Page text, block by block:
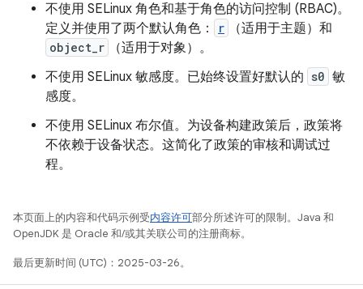
不使用 SELinux 角色和基于角色的访问控制 (RBAC)。
定义并使用了两个默认角色：
r （适用于主题）和
object_r
（适用于对象）。
不使用 SELinux 敏感度。 已始终设置好默认的 s0 敏
感度。
不使用 SELinux 布尔值。为设备构建政策后，政策将
不依赖于设备状态。这简化了政策的审核和调试过
程。
本页面上的内容和代码示例受内容许可部分所述许可的限制。Java 和
OpenJDK 是 Oracle 和/或其关联公司的注册商标。
最后更新时间 (UTC)：2025-03-26。